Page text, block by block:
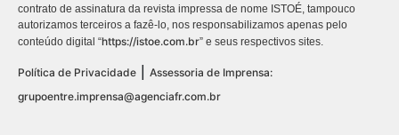
contrato de assinatura da revista impressa de nome ISTOÉ, tampouco
autorizamos terceiros a fazê-lo, nos responsabilizamos apenas pelo
conteúdo digital “https://istoe.com.br” e seus respectivos sites.
Política de Privacidade | Assessoria de Imprensa:
grupoentre.imprensa@agenciafr.com.br